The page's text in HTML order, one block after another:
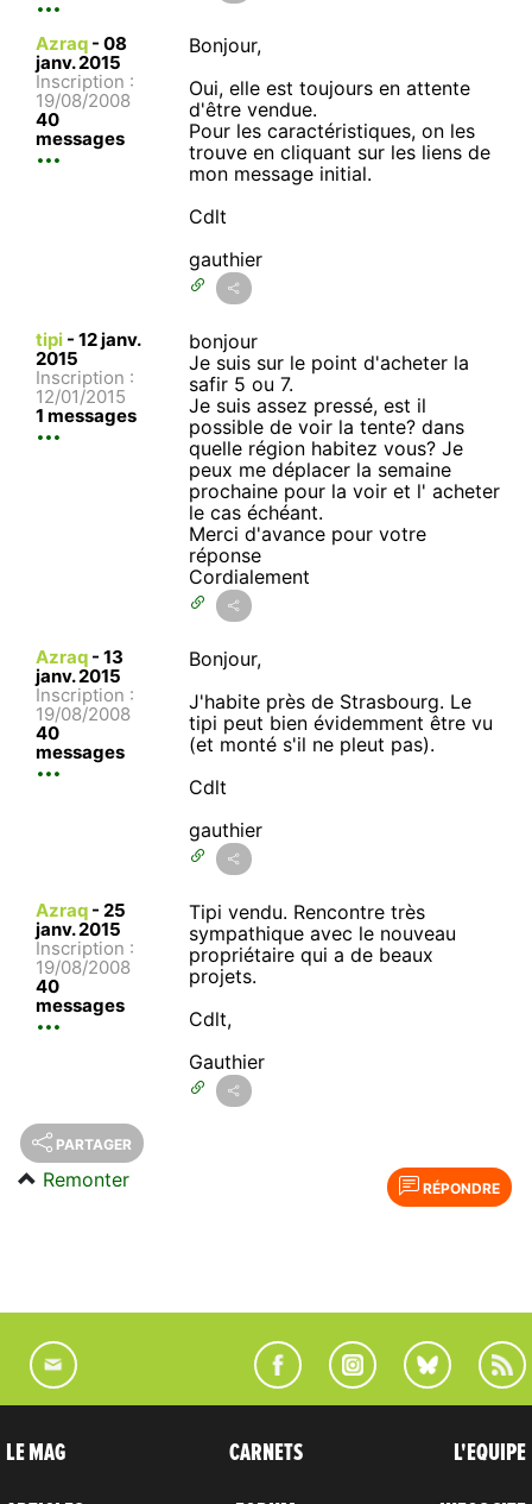
Azraq - 08
janv. 2015
Inscription :
19/08/2008
40
messages
Bonjour,
Oui, elle est toujours en attente
d'être vendue.
Pour les caractéristiques, on les
trouve en cliquant sur les liens de
mon message initial.
Cdlt
gauthier
tipi - 12 janv.
2015
Inscription :
12/01/2015
1 messages
bonjour
Je suis sur le point d'acheter la
safir 5 ou 7.
Je suis assez pressé, est il
possible de voir la tente? dans
quelle région habitez vous? Je
peux me déplacer la semaine
prochaine pour la voir et l' acheter
le cas échéant.
Merci d'avance pour votre
réponse
Cordialement
Azraq - 13
janv. 2015
Inscription :
19/08/2008
40
messages
Bonjour,
J'habite près de Strasbourg. Le
tipi peut bien évidemment être vu
(et monté s'il ne pleut pas).
Cdlt
gauthier
Azraq - 25
janv. 2015
Inscription :
19/08/2008
40
messages
Tipi vendu. Rencontre très
sympathique avec le nouveau
propriétaire qui a de beaux
projets.
Cdlt,
Gauthier
PARTAGER
RÉPONDRE
Remonter
LE MAG CARNETS L'EQUIPE